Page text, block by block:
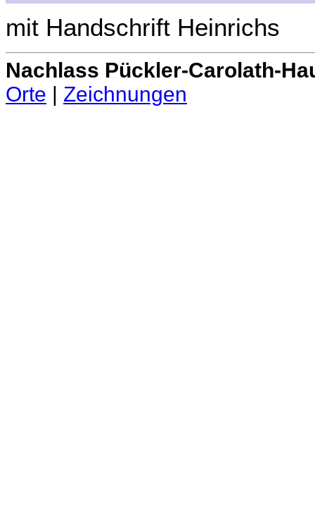
mit Handschrift Heinrichs
Nachlass Pückler-Carolath-
Orte | Zeichnungen